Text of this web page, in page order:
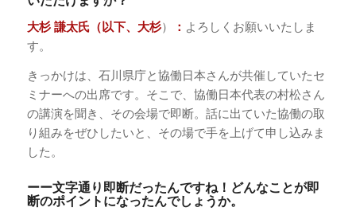
大杉 謙太氏（以下、大杉） ： よろしくお願いいたしま
す。
きっかけは、石川県庁と協働日本さんが共催していたセ
ミナーへの出席です。そこで、協働日本代表の村松さん
の講演を聞き、その会場で即断。話に出ていた協働の取
り組みをぜひしたいと、その場で手を上げて申し込みま
した。
ーー文字通り即断だったんですね！どんなことが即
断のポイントになったんでしょうか。